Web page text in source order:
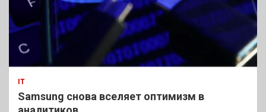
IT
Samsung снова вселяет оптимизм в